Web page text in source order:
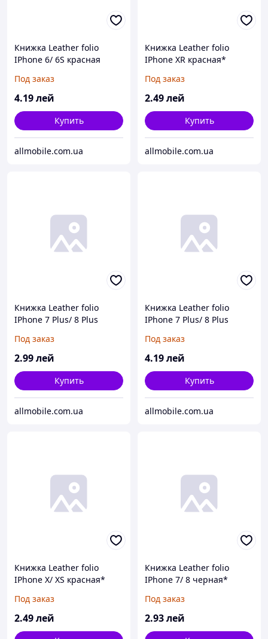
Книжка Leather folio
IPhone 6/ 6S красная
Под заказ
4.19лей
Купить
allmobile.com.ua
Книжка Leather folio
IPhone XR красная*
Под заказ
2.49лей
Купить
allmobile.com.ua
Книжка Leather folio
IPhone 7 Plus/ 8 Plus
Под заказ
2.99лей
Купить
allmobile.com.ua
Книжка Leather folio
IPhone 7 Plus/ 8 Plus
Под заказ
4.19лей
Купить
allmobile.com.ua
Книжка Leather folio
IPhone X/ XS красная*
Под заказ
2.49лей
Книжка Leather folio
IPhone 7/ 8 черная*
Под заказ
2.93лей